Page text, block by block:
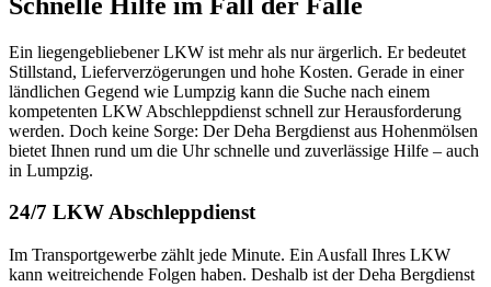
Ein liegengebliebener LKW ist mehr als nur ärgerlich. Er bedeutet
Stillstand, Lieferverzögerungen und hohe Kosten. Gerade in einer
ländlichen Gegend wie Lumpzig kann die Suche nach einem
kompetenten LKW Abschleppdienst schnell zur Herausforderung
werden. Doch keine Sorge: Der Deha Bergdienst aus Hohenmölsen
bietet Ihnen rund um die Uhr schnelle und zuverlässige Hilfe – auch
in Lumpzig.
24/7 LKW Abschleppdienst
Im Transportgewerbe zählt jede Minute. Ein Ausfall Ihres LKW
kann weitreichende Folgen haben. Deshalb ist der Deha Bergdienst